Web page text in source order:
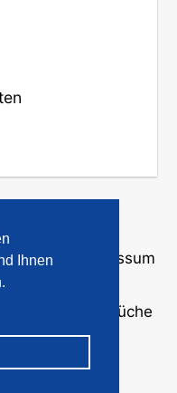
Ihnen
Impressum
· Bilder und Sprüche
Profile